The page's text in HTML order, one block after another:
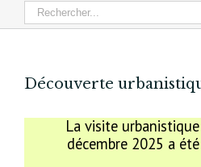
Découverte
La visite
décembre 2025 a